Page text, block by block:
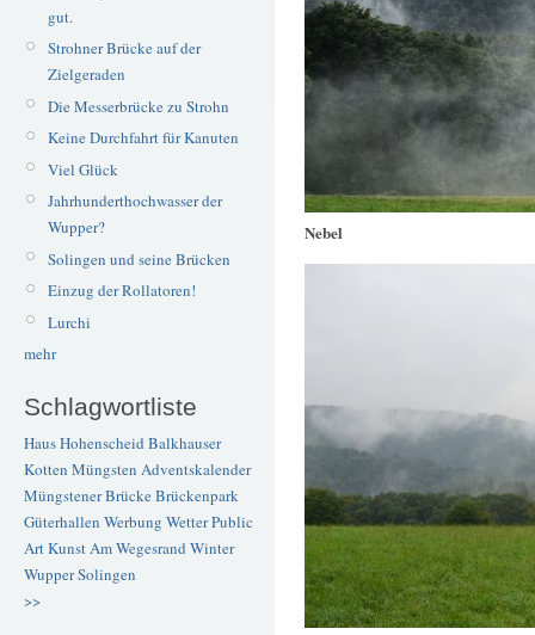
gut.
Strohner Brücke auf der
Zielgeraden
Die Messerbrücke zu Strohn
Keine Durchfahrt für Kanuten
Viel Glück
Jahrhunderthochwasser der
Wupper?
Solingen und seine Brücken
Einzug der Rollatoren!
Lurchi
mehr
Schlagwortliste
Haus Hohenscheid Balkhauser
Kotten Müngsten Adventskalender
Müngstener BrückeBrückenpark
Güterhallen Werbung WetterPublic
ArtKunstAm Wegesrand Winter
WupperSolingen
>>
Nebel